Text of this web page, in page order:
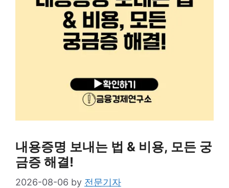
내용증명 보내는 법 & 비용, 모든 궁
금증 해결!
2026-08-06 by 전문기자